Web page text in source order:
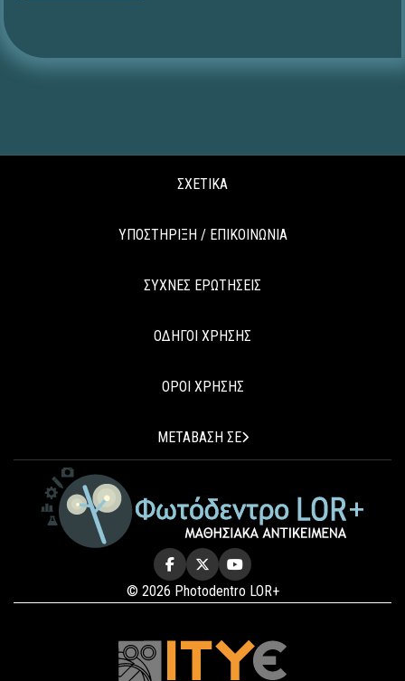
ΣΧΕΤΙΚΑ
ΥΠΟΣΤΗΡΙΞΗ / ΕΠΙΚΟΙΝΩΝΙΑ
ΣΥΧΝΕΣ ΕΡΩΤΗΣΕΙΣ
ΟΔΗΓΟΙ ΧΡΗΣΗΣ
ΟΡΟΙ ΧΡΗΣΗΣ
ΜΕΤΑΒΑΣΗ ΣΕ
© 2026 Photodentro LOR+